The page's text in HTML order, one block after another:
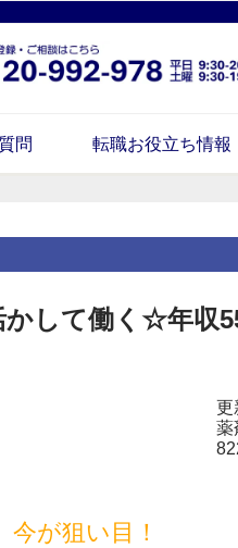
問 転職お役立ち情報
して働く☆年収
更
薬
今が狙い目！